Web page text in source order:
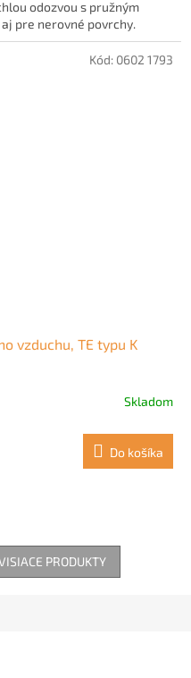
odozvou s pružným
pre nerovné povrchy.
vzduchu, TE typu K
Skladom
Do košíka
Kód: 0602 1793
PRODUKTY